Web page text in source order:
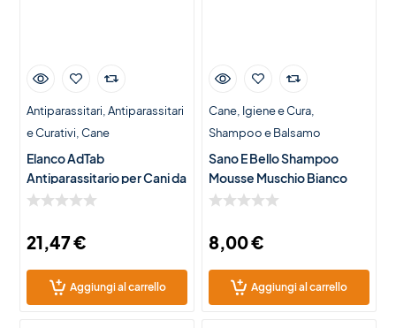
Antiparassitari Antiparassitari
e Curativi Cane
Elanco AdTab
Antiparassitario per Cani da
1,3 a 2,5 kg – 3 Compresse
Zecche
21,47€
Aggiungi al carrello
Cane Igiene e Cura
Shampoo e Balsamo
Sano E Bello Shampoo
Mousse Muschio Bianco
300ml per Cani
8,00€
Aggiungi al carrello